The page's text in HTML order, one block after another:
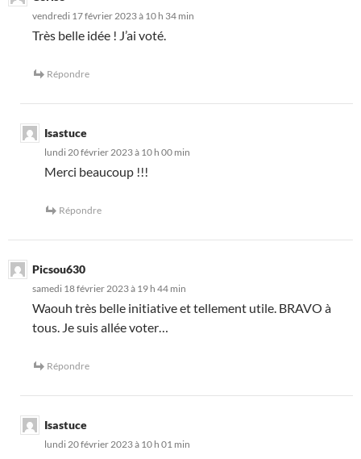
vendredi 17 février 2023 à 10 h 34 min
Très belle idée ! J’ai voté.
Répondre
Isastuce
lundi 20 février 2023 à 10 h 00 min
Merci beaucoup !!!
Répondre
Picsou630
samedi 18 février 2023 à 19 h 44 min
Waouh très belle initiative et tellement utile. BRAVO à
tous. Je suis allée voter…
Répondre
Isastuce
lundi 20 février 2023 à 10 h 01 min